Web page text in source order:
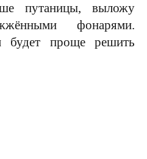
путаницы, выложу
фонарями.
будет проще решить